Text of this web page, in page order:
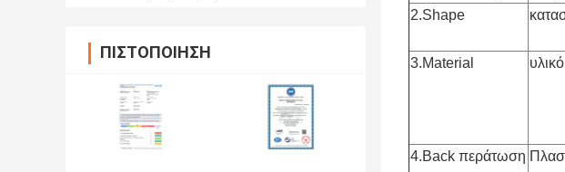
ΠΙΣΤΟΠΟΊΗΣΗ
2.Shape
3.Material
4.Back περάτωση